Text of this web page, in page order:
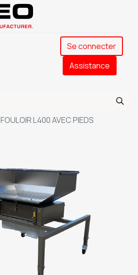
Se connecter
Assistance​
FOULOIR L400 AVEC PIEDS